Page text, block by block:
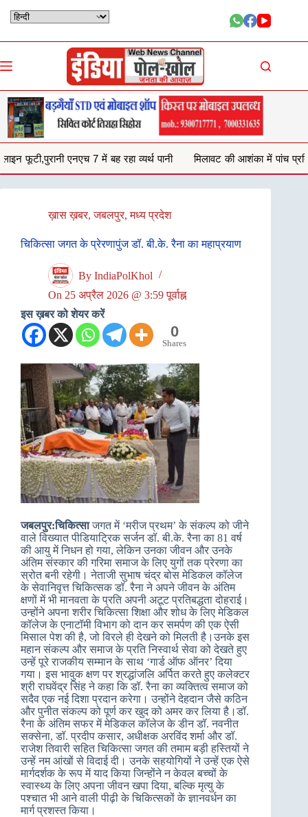
रहा व्यर्थ पानी मिलावट की आशंका में पांच प्रतिष्ठानों से जब्त किया 132
ख़ास ख़बर,जबलपुर,मध्य प्रदेश
चिकित्सा जगत के प्रेरणापुंज डॉ. बी.के. रैना का महाप्रयाण
By IndiaPolKhol
On 25 अप्रैल 2026 @ 3:59 पूर्वाह्न
इस ख़बर को शेयर करें
0
Shares
जबलपुर:चिकित्साजगत में ‘मरीज प्रथम’ के संकल्प को जीने
वाले विख्यात पीडियाट्रिक सर्जन डॉ. बी.के. रैना का 81 वर्ष
की आयु में निधन हो गया, लेकिन उनका जीवन और उनके
अंतिम संस्कार की गरिमा समाज के लिए युगों तक प्रेरणा का
स्रोत बनी रहेगी। नेताजी सुभाष चंद्र बोस मेडिकल कॉलेज
के सेवानिवृत्त चिकित्सक डॉ. रैना ने अपने जीवन के अंतिम
क्षणों में भी मानवता के प्रति अपनी अटूट प्रतिबद्धता दोहराई।
उन्होंने अपना शरीर चिकित्सा शिक्षा और शोध के लिए मेडिकल
कॉलेज के एनाटॉमी विभाग को दान कर समर्पण की एक ऐसी
मिसाल पेश की है, जो विरले ही देखने को मिलती है।उनके इस
महान संकल्प और समाज के प्रति निस्वार्थ सेवा को देखते हुए
उन्हें पूरे राजकीय सम्मान के साथ ‘गार्ड ऑफ ऑनर’ दिया
गया। इस भावुक क्षण पर श्रद्धांजलि अर्पित करते हुए कलेक्टर
श्री राघवेंद्र सिंह ने कहा कि डॉ. रैना का व्यक्तित्व समाज को
सदैव एक नई दिशा प्रदान करेगा। उन्होंने देहदान जैसे कठिन
और पुनीत संकल्प को पूर्ण कर खुद को अमर कर लिया है।डॉ.
रैना के अंतिम सफर में मेडिकल कॉलेज के डीन डॉ. नवनीत
सक्सेना, डॉ. प्रदीप कसार, अधीक्षक अरविंद शर्मा और डॉ.
राजेश तिवारी सहित चिकित्सा जगत की तमाम बड़ी हस्तियों ने
उन्हें नम आंखों से विदाई दी। उनके सहयोगियों ने उन्हें एक ऐसे
मार्गदर्शक के रूप में याद किया जिन्होंने न केवल बच्चों के
स्वास्थ्य के लिए अपना जीवन खपा दिया, बल्कि मृत्यु के
पश्चात भी आने वाली पीढ़ी के चिकित्सकों के ज्ञानवर्धन का
मार्ग प्रशस्त किया।